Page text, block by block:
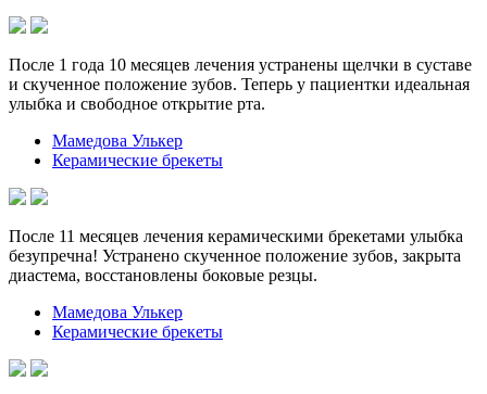
После 1 года 10 месяцев лечения устранены щелчки в суставе
и скученное положение зубов. Теперь у пациентки идеальная
улыбка и свободное открытие рта.
Мамедова Улькер
Керамические брекеты
После 11 месяцев лечения керамическими брекетами улыбка
безупречна! Устранено скученное положение зубов, закрыта
диастема, восстановлены боковые резцы.
Мамедова Улькер
Керамические брекеты